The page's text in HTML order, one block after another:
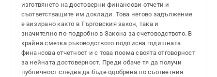
изготвянето на достоверни финансови отчети и
съответстващите им доклади. Това негово задължение
е визирано както в Търговския закон, така и
значително по-подробно в Закона за счетоводството. В
крайна сметка ръководството подписва годишната
финансова отчетност и с това поема своята отговорност
за нейната достоверност. Преди обаче тя да получи
публичност следва да бъде одобрена по съответния